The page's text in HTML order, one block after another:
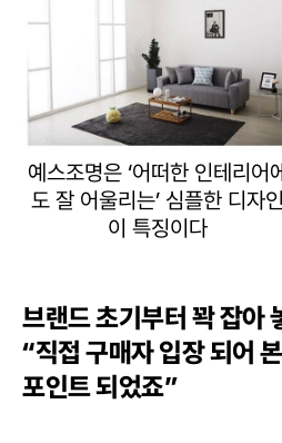
예스조명은 ‘어떠한 인테리어
도 잘 어울리는’ 심플한 디자인
이 특징이다
브랜드 초기부터 꽉 잡아
“직접 구매자 입장 되어
포인트 되었죠”